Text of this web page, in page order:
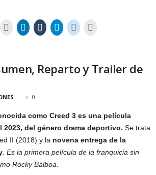
Reparto y Trailer de
0
como Creed 3 es una película
del género drama deportivo. Se trata
II (2018) y la novena entrega de la
Es la primera película de la franquicia sin
Rocky Balboa.